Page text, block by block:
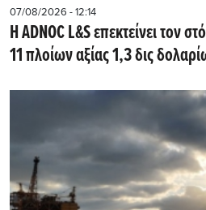
07/08/2026 - 12:14
Η ADNOC L&S επεκτείνει τον
11 πλοίων αξίας 1,3 δις